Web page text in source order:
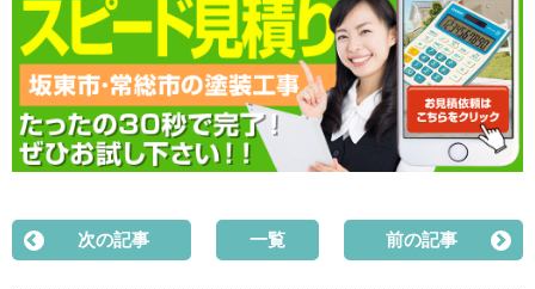
次の記事 一覧 前の記事